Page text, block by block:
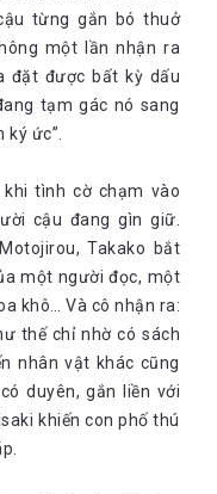
từng gắn bó thuở
một lần nhận ra
đặt được bất kỳ dấu
tạm gác nó sang
ức”.
tình cờ chạm vào
cậu đang gìn giữ.
Takako bắt
một người đọc, một
khô… Và cô nhận ra:
thế chỉ nhờ có sách
nhân vật khác cũng
duyên, gắn liền với
khiến con phố thú